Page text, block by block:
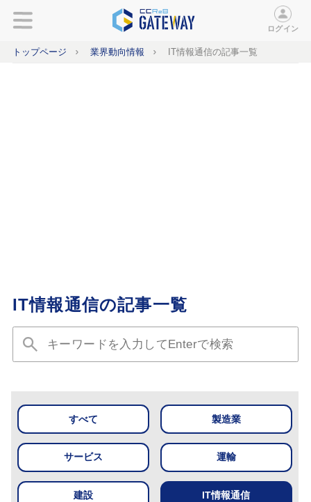
ログイン
トップページ 業界動向情報 IT情報通信の記事一覧
IT情報通信の記事一覧
すべて 製造業
サービス 運輸
建設 IT情報通信